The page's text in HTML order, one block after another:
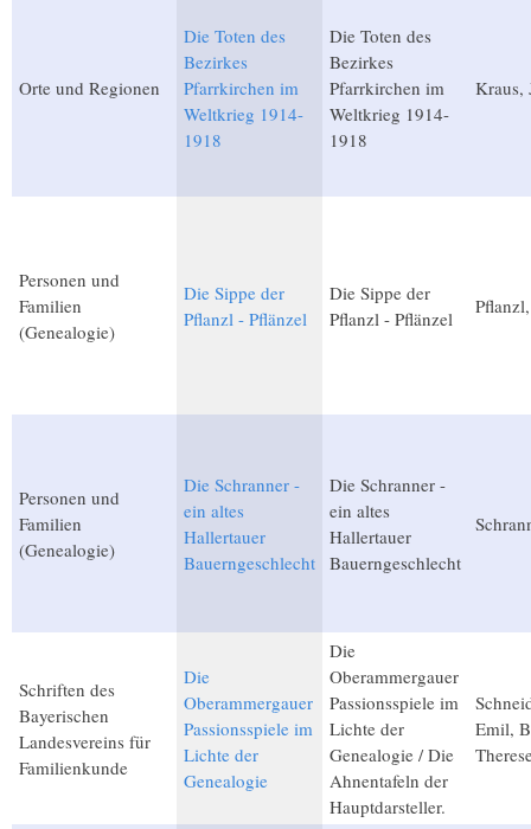
Orte und Regionen
Die Toten des
Bezirkes
Pfarrkirchen im
Weltkrieg 1914-
1918
Die Toten des
Bezirkes
Pfarrkirchen im
Weltkrieg 1914-
1918
Kraus,
Personen und
Familien
(Genealogie)
Die Sippe der
Pflanzl - Pflänzel
Die Sippe der
Pflanzl - Pflänzel
Personen und
Familien
(Genealogie)
Die Schranner -
ein altes
Hallertauer
Bauerngeschlecht
Die Schranner -
ein altes
Hallertauer
Bauerngeschlecht
Schriften des
Bayerischen
Landesvereins für
Familienkunde
Die
Oberammergauer
Passionsspiele im
Lichte der
Genealogie
Die
Oberammergauer
Passionsspiele im
Lichte der
Genealogie / Die
Ahnentafeln der
Hauptdarsteller.
Emil,